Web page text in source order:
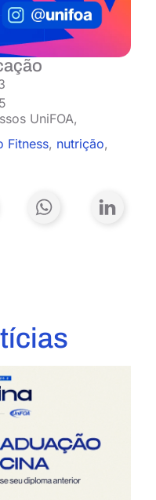
UniFOA,
Fitness, nutrição,